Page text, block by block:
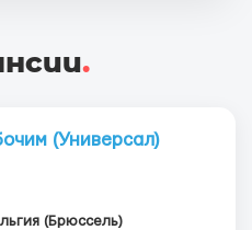
.
(Универсал)
(Брюссель)